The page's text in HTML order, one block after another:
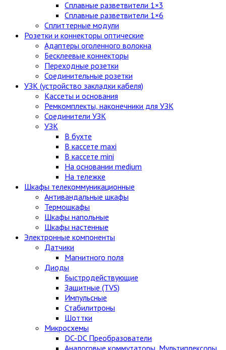
Сплавные разветвители 1×3
Сплавные разветвители 1×6
Сплиттерные модули
Розетки и коннекторы оптические
Адаптеры оголенного волокна
Бесклеевые коннекторы
Переходные розетки
Соединительные розетки
УЗК (устройство закладки кабеля)
Кассеты и основания
Ремкомплекты, наконечники для УЗК
Соединители УЗК
УЗК
В бухте
В кассете maxi
В кассете mini
На основании medium
На тележке
Шкафы телекоммуникационные
Антивандальные шкафы
Термошкафы
Шкафы напольные
Шкафы настенные
Электронные компоненты
Датчики
Магнитного поля
Диоды
Быстродействующие
Защитные (TVS)
Импульсные
Стабилитроны
Шоттки
Микросхемы
DC-DC Преобразователи
Аналоговые коммутаторы, Мультиплексоры,